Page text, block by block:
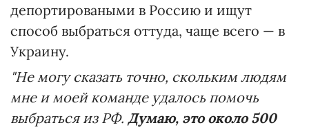
депортироваными в Россию и ищут
способ выбраться оттуда, чаще всего — в
Украину.
"Не могу сказать точно, скольким людям
мне и моей команде удалось помочь
выбраться из РФ. Думаю, это около 500